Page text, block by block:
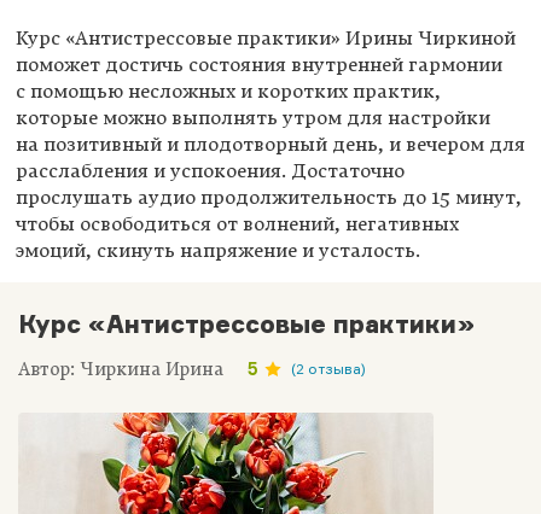
Курс «Антистрессовые практики» Ирины Чиркиной
поможет достичь состояния внутренней гармонии
с помощью несложных и коротких практик,
которые можно выполнять утром для настройки
на позитивный и плодотворный день, и вечером для
расслабления и успокоения. Достаточно
прослушать аудио продолжительность до 15 минут,
чтобы освободиться от волнений, негативных
эмоций, скинуть напряжение и усталость.
Курс «Антистрессовые практики»
Автор: Чиркина Ирина 5 (2 отзыва)